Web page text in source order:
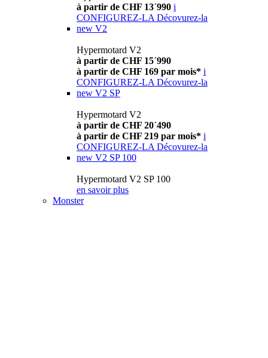
à partir de CHF 13´990 i
CONFIGUREZ-LA Décovurez-la
new V2
Hypermotard V2
à partir de CHF 15´990
à partir de CHF 169 par mois* i
CONFIGUREZ-LA Décovurez-la
new V2 SP
Hypermotard V2
à partir de CHF 20´490
à partir de CHF 219 par mois* i
CONFIGUREZ-LA Décovurez-la
new V2 SP 100
Hypermotard V2 SP 100
en savoir plus
Monster